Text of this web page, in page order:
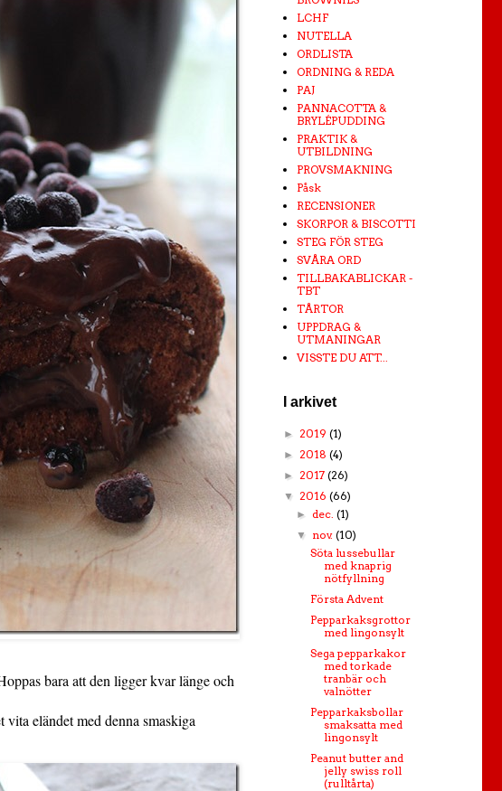
bara att den ligger kvar länge och
eländet med denna smaskiga
LCHF
NUTELLA
ORDLISTA
ORDNING & REDA
PAJ
PANNACOTTA &
BRYLÉPUDDING
PRAKTIK &
UTBILDNING
PROVSMAKNING
Påsk
RECENSIONER
SKORPOR & BISCOTTI
STEG FÖR STEG
SVÅRA ORD
TILLBAKABLICKAR -
TBT
TÅRTOR
UPPDRAG &
UTMANINGAR
VISSTE DU ATT...
I arkivet
► 2019 (1)
► 2018 (4)
► 2017 (26)
▼ 2016 (66)
► dec.(1)
▼ nov.(10)
Söta lussebullar
med knaprig
nötfyllning
Första Advent
Pepparkaksgrottor
med lingonsylt
Sega pepparkakor
med torkade
tranbär och
valnötter
Pepparkaksbollar
smaksatta med
lingonsylt
Peanut butter and
jelly swiss roll
(rulltårta)